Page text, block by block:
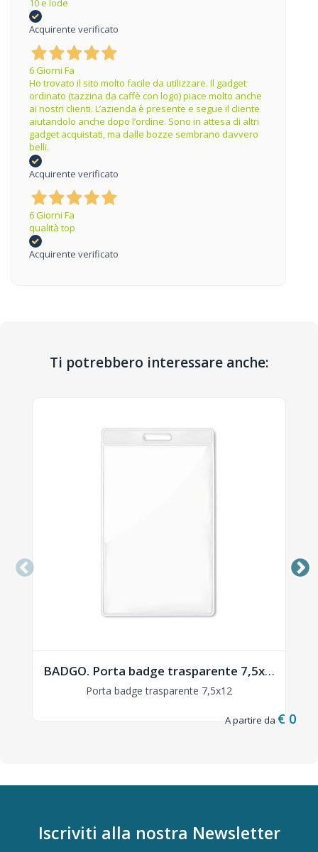
10 e lode
Acquirente verificato
6 Giorni Fa
Ho trovato il sito molto facile da utilizzare. Il gadget
ordinato (tazzina da caffè con logo) piace molto anche
ai nostri clienti. L’azienda è presente e segue il cliente
aiutandolo anche dopo l’ordine. Sono in attesa di altri
gadget acquistati, ma dalle bozze sembrano davvero
belli.
Acquirente verificato
6 Giorni Fa
qualità top
Acquirente verificato
Ti potrebbero interessare anche:
BADGO. Porta badge trasparente 7,5x12 - MO8600
Porta badge trasparente 7,5x12
€ 0,06
Iscriviti alla nostra Newsletter